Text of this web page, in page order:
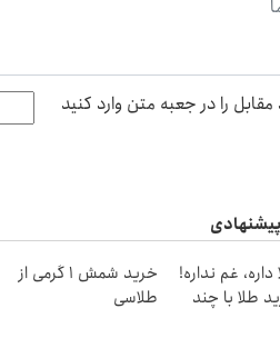
را در جعبه متن وارد کنید
غم نداره!
طلا با چند
خرید شمش 1 گرمی از
طلاسی